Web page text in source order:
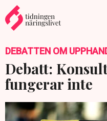
DEBATTEN OM
Debatt:
fungerar inte